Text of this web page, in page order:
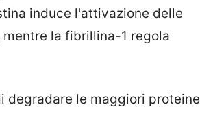
induce l'attivazione delle
mentre la fibrillina-1 regola
degradare le maggiori proteine